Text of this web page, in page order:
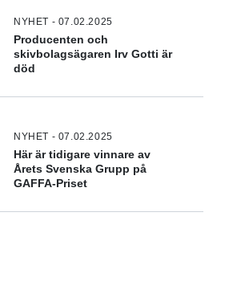
NYHET - 07.02.2025
Producenten och
skivbolagsägaren Irv Gotti är
död
NYHET - 07.02.2025
Här är tidigare vinnare av
Årets Svenska Grupp på
GAFFA-Priset